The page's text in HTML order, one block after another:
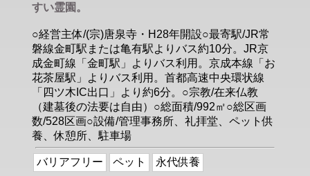
すい霊園。
○経営主体/(宗)唐泉寺・H28年開設○最寄駅/JR常
磐線金町駅または亀有駅よりバス約10分。JR京
成金町線「金町駅」よりバス利用。京成本線「お
花茶屋駅」よりバス利用。首都高速中央環状線
「四ツ木IC出口」より約6分。○宗教/在来仏教
（建墓後の法要は自由）○総面積/992㎡○総区画
数/528区画○設備/管理事務所、礼拝堂、ペット供
養、休憩所、駐車場
バリアフリー ペット 永代供養